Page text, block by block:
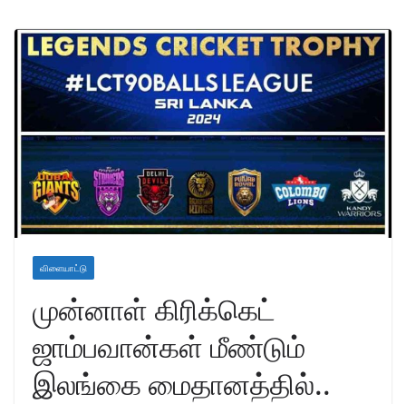
விளையாட்டு
முன்னாள் கிரிக்கெட்
ஜாம்பவான்கள் மீண்டும்
இலங்கை மைதானத்தில்..